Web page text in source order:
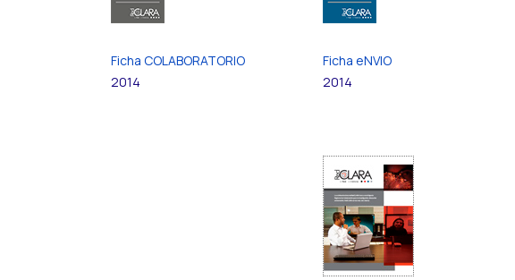
Ficha COLABORATORIO
2014
Ficha eNVIO
2014